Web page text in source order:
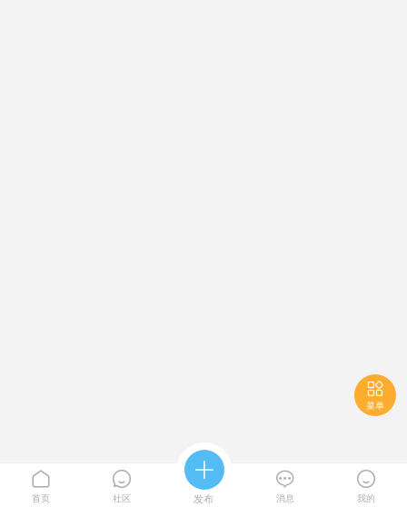

菜单

首页

社区

发布

消息

我的